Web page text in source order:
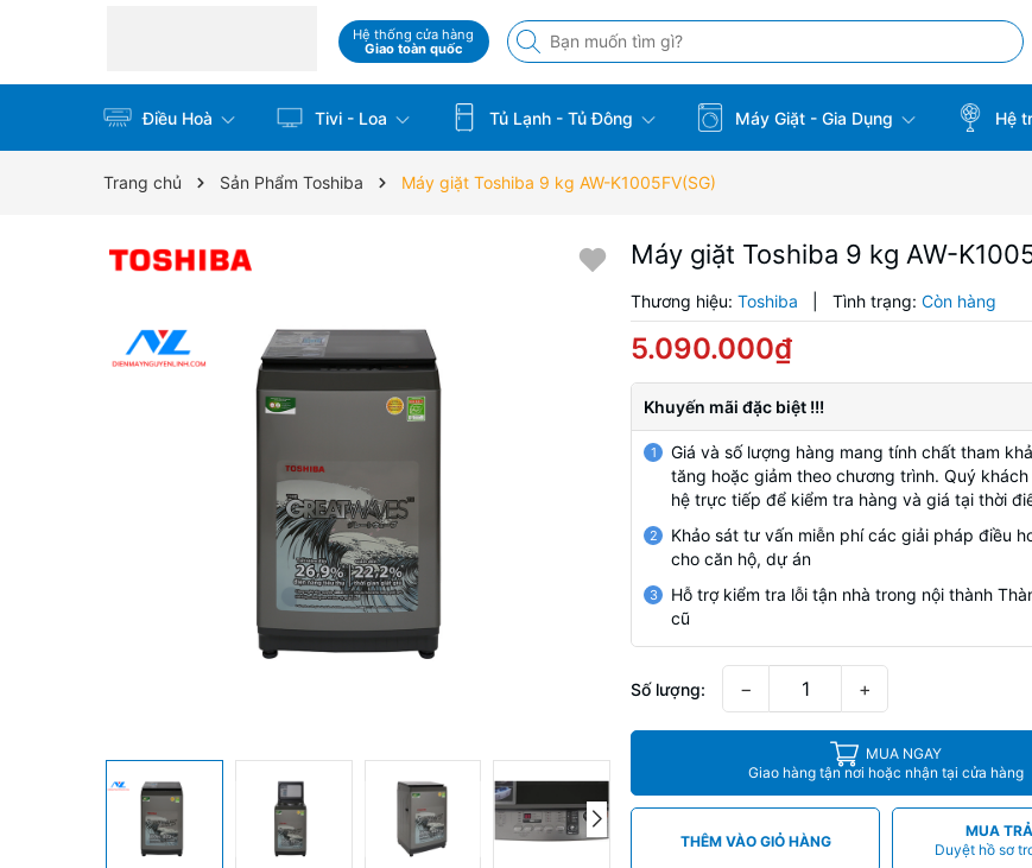
Hệ thống cửa hàng
Giao toàn quốc
Điều Hoà Tivi - Loa Tủ Lạnh - Tủ Đông Máy Giặt - Gia Dụng Hệ
Trang chủ Sản Phẩm Toshiba Máy giặt Toshiba 9 kg AW-K1005FV(SG)
Máy giặt Toshiba 9 kg AW-
Thương hiệu: Toshiba Tình trạng: Còn hàng
5.090.000₫
Khuyến mãi đặc biệt !!!
1
Giá và số lượng hàng mang tính chất tham
tăng hoặc giảm theo chương trình. Quý
hệ trực tiếp để kiểm tra hàng và giá tại thời
2
Khảo sát tư vấn miễn phí các giải pháp điều
cho căn hộ, dự án
3
Hỗ trợ kiểm tra lỗi tận nhà trong nội thành
cũ
Số lượng: − +
MUA NGAY
Giao hàng tận nơi hoặc nhận tại cửa hàng
THÊM VÀO GIỎ HÀNG
MUA
Duyệt hồ sơ